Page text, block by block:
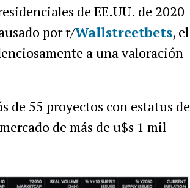
de EE.UU. de 2020
por r/Wallstreetbets, el
a una valoración
de 55 proyectos con estatus de
de más de u$s 1 mil